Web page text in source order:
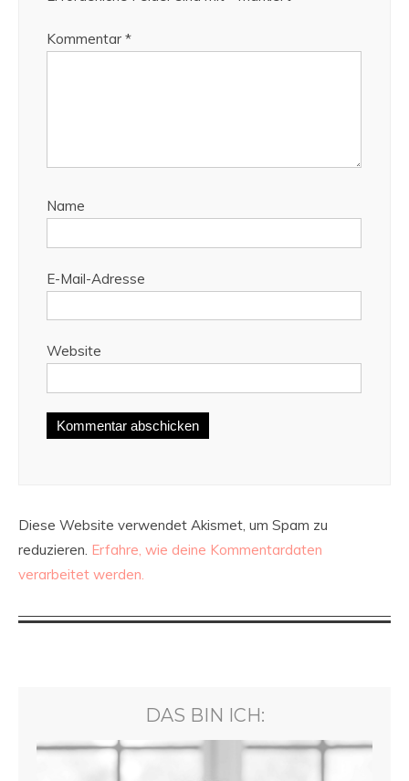
Kommentar *
Name
E-Mail-Adresse
Website
Diese Website verwendet Akismet, um Spam zu
reduzieren. Erfahre, wie deine Kommentardaten
verarbeitet werden.
DAS BIN ICH: